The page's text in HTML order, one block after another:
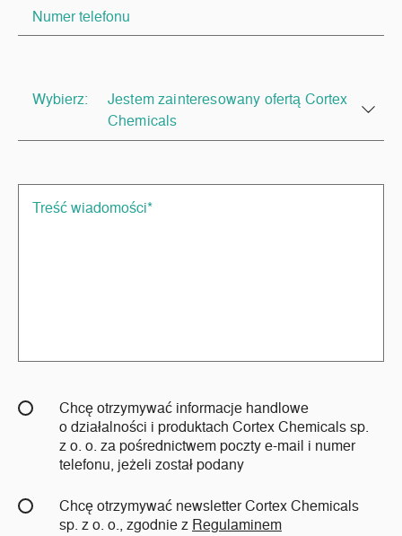
Wybierz:
Jestem zainteresowany ofertą Cortex
Chemicals
Chcę otrzymywać informacje handlowe
o działalności i produktach Cortex Chemicals sp.
z o. o. za pośrednictwem poczty e-mail i numer
telefonu, jeżeli został podany
Chcę otrzymywać newsletter Cortex Chemicals
sp. z o. o., zgodnie z Regulaminem